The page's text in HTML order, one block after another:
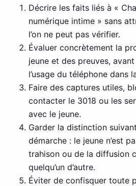
Décrire les faits liés à «
numérique intime » sans
l’on ne peut pas vérifier.
Évaluer concrètement la
jeune et des preuves,
l’usage du téléphone dans
Faire des captures utiles,
contacter le 3018 ou les
avec le jeune.
Garder la distinction
démarche : le jeune n’est
trahison ou de la diffusion
quelqu’un d’autre.
Éviter de confisquer toute